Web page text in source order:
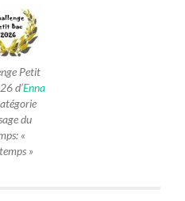
Petit
d’Enna
du
«
»